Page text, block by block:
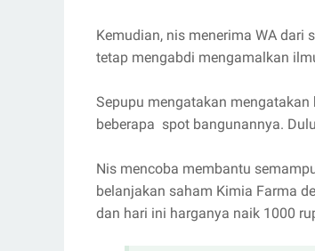
Kemudian, nis menerima WA dari
tetap mengabdi mengamalkan
Sepupu mengatakan
beberapa spot bangunannya.
Nis mencoba membantu
belanjakan saham Kimia Farma
dan hari ini harganya naik 1000